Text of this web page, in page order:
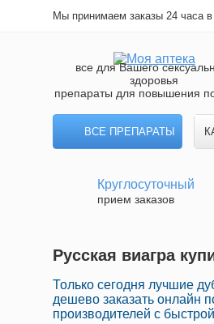
Мы принимаем заказы 24 часа в
все для Вашего
здоровья
препараты для повышения
ВСЕ ПРЕПАРАТЫ
Круглосуточный
прием заказов
Русская виагра
Только сегодня лучшие
дешево заказать онлайн
производителей с